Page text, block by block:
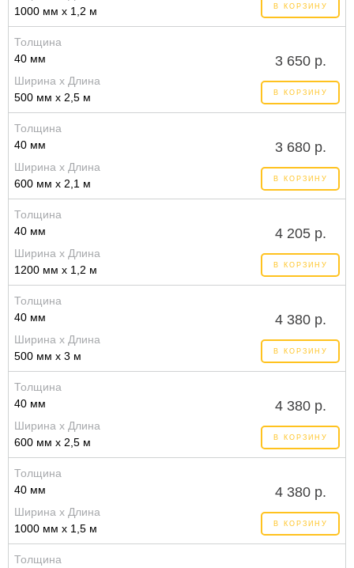
1000 мм x 1,2 м
В КОРЗИНУ
Толщина
40 мм
Ширина x Длина
500 мм x 2,5 м
3 650 р.
В КОРЗИНУ
Толщина
40 мм
Ширина x Длина
600 мм x 2,1 м
3 680 р.
В КОРЗИНУ
Толщина
40 мм
Ширина x Длина
1200 мм x 1,2 м
4 205 р.
В КОРЗИНУ
Толщина
40 мм
Ширина x Длина
500 мм x 3 м
4 380 р.
В КОРЗИНУ
Толщина
40 мм
Ширина x Длина
600 мм x 2,5 м
4 380 р.
В КОРЗИНУ
Толщина
40 мм
Ширина x Длина
1000 мм x 1,5 м
4 380 р.
В КОРЗИНУ
Толщина